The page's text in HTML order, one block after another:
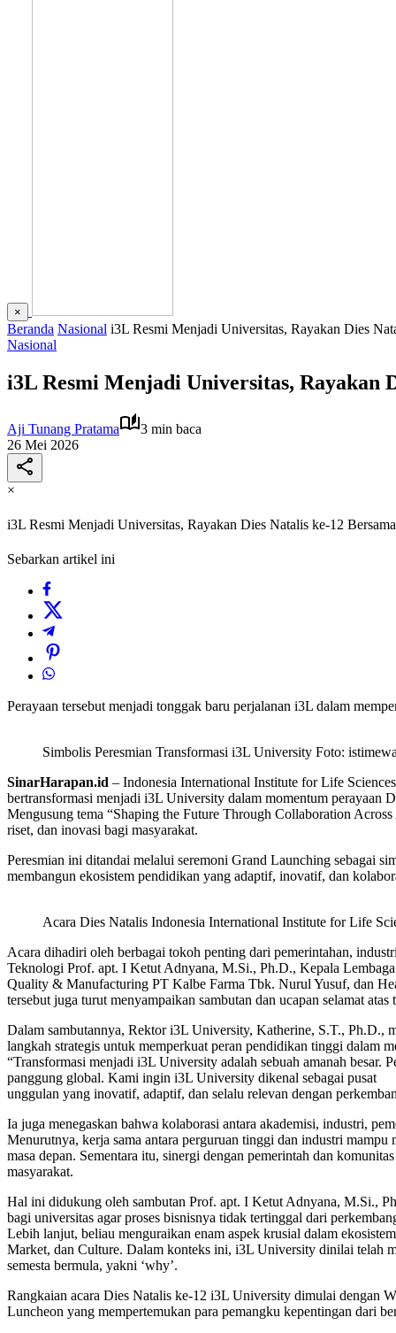
×
Beranda Nasional i3L Resmi Menjadi Universitas, Rayakan Dies
Nasional
i3L Resmi Menjadi Universitas, Rayakan
Aji Tunang Pratama
3 min baca
26 Mei 2026
×
i3L Resmi Menjadi Universitas, Rayakan Dies Natalis ke-12
Sebarkan artikel ini
Perayaan tersebut menjadi tonggak baru perjalanan i3L dalam
Simbolis Peresmian Transformasi i3L University Foto:
SinarHarapan.id – Indonesia International Institute for Life
bertransformasi menjadi i3L University dalam momentum perayaan
Mengusung tema “Shaping the Future Through Collaboration
riset, dan inovasi bagi masyarakat.
Peresmian ini ditandai melalui seremoni Grand Launching sebagai
membangun ekosistem pendidikan yang adaptif, inovatif, dan
Acara Dies Natalis Indonesia International Institute for Life
Acara dihadiri oleh berbagai tokoh penting dari pemerintahan,
Teknologi Prof. apt. I Ketut Adnyana, M.Si., Ph.D., Kepala
Quality & Manufacturing PT Kalbe Farma Tbk. Nurul Yusuf, dan
tersebut juga turut menyampaikan sambutan dan ucapan selamat
Dalam sambutannya, Rektor i3L University, Katherine, S.T., Ph.D.,
langkah strategis untuk memperkuat peran pendidikan tinggi dalam
“Transformasi menjadi i3L University adalah sebuah amanah
panggung global. Kami ingin i3L University dikenal sebagai pusat
unggulan yang inovatif, adaptif, dan selalu relevan dengan
Ia juga menegaskan bahwa kolaborasi antara akademisi, industri,
Menurutnya, kerja sama antara perguruan tinggi dan industri
masa depan. Sementara itu, sinergi dengan pemerintah dan
masyarakat.
Hal ini didukung oleh sambutan Prof. apt. I Ketut Adnyana, M.Si.,
bagi universitas agar proses bisnisnya tidak tertinggal dari
Lebih lanjut, beliau menguraikan enam aspek krusial dalam
Market, dan Culture. Dalam konteks ini, i3L University dinilai telah
semesta bermula, yakni ‘why’.
Rangkaian acara Dies Natalis ke-12 i3L University dimulai dengan
Luncheon yang mempertemukan para pemangku kepentingan dari